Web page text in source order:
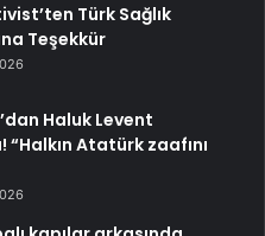
Türk Sağlık
Teşekkür
Haluk Levent
“Halkın Atatürk zaafını